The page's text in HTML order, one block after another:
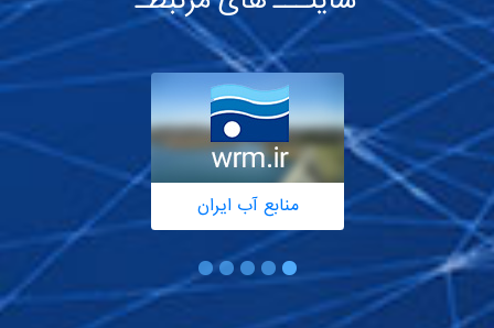
منابع آب ایران